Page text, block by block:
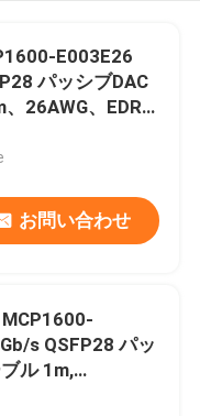
E003E26
パッシブDAC
26AWG、EDR
お問い合わせ
s QSFP28 パッ
ル 1m,
ンフィニバンド